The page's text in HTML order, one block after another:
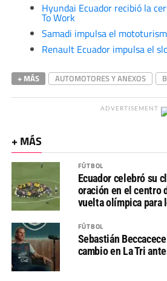
Hyundai Ecuador recibió la
To Work
Samadi impulsa el
Renault Ecuador impulsa el
+ MÁS AUTOMOTORES Y ANEXOS
ADVERTISEMENT
+ MÁS
FÚTBOL
Ecuador celebró su
oración en el centro
vuelta olímpica para
FÚTBOL
Sebastián
cambio en La Tri